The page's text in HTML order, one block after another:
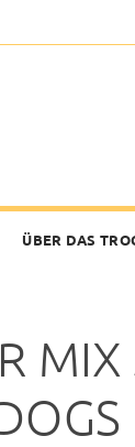
ÜBER DAS